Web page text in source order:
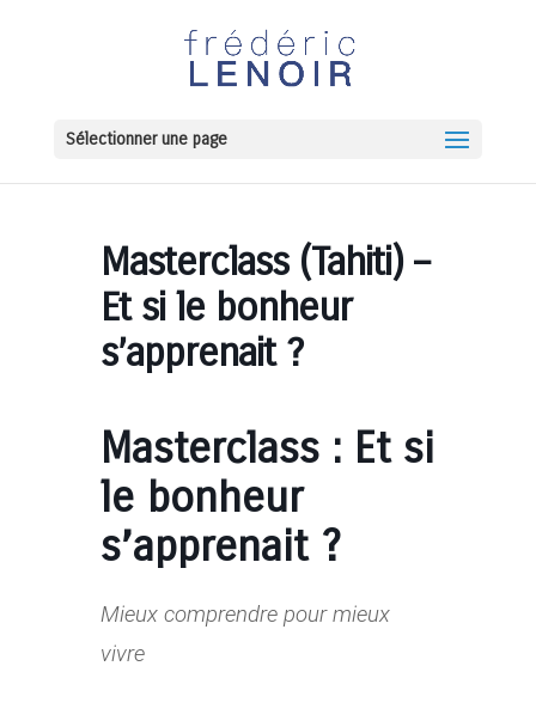
Sélectionner une page
Masterclass (Tahiti) –
Et si le bonheur
s’apprenait ?
Masterclass : Et si
le bonheur
s’apprenait ?
Mieux comprendre pour mieux
vivre